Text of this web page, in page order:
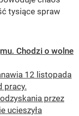
tysiące spraw
Chodzi o wolne
12 listopada
pracy.
przez
ucieszyła